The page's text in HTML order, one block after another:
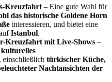
Kreuzfahrt – Eine gute Wahl für
das historische Goldene Horn
interessieren, und bietet eine
Istanbul.
Kreuzfahrt mit Live-Shows –
kulturelles
einschließlich türkischer Küche,
Nachtansichten der